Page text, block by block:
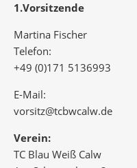
1.Vorsitzende
Martina Fischer
Telefon:
+49 (0)171 5136993
E-Mail:
vorsitz@tcbwcalw.de
Verein:
TC Blau Weiß Calw